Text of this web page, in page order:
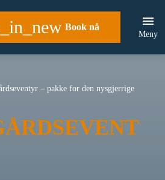
Book nå
Meny
– pakke for den nysgjerrige